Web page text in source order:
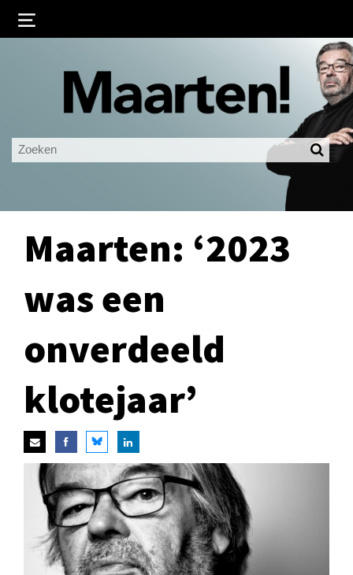
Ingelogd blijven
LOGIN
Maarten: ‘2023
was een
onverdeeld
klotejaar’